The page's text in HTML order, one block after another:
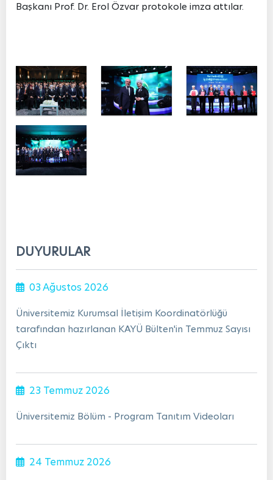
DUYURULAR
03 Ağustos 2026
Üniversitemiz Kurumsal İletişim Koordinatörlüğü
tarafından hazırlanan KAYÜ Bülten'in Temmuz Sayısı
Çıktı
23 Temmuz 2026
Üniversitemiz Bölüm - Program Tanıtım Videoları
24 Temmuz 2026
Başkanı Prof. Dr. Erol Özvar protokole imza attılar.